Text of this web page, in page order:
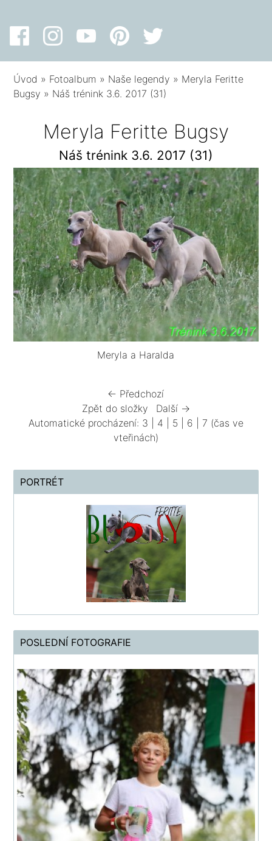
Úvod » Fotoalbum » Naše legendy » Meryla Feritte
Bugsy » Náš trénink 3.6. 2017 (31)
Meryla Feritte Bugsy
Náš trénink 3.6. 2017 (31)
Meryla a Haralda
← Předchozí
Zpět do složky
Další →
Automatické procházení: 3 4 5 6 7 (čas ve
vteřinách)
PORTRÉT
POSLEDNÍ FOTOGRAFIE